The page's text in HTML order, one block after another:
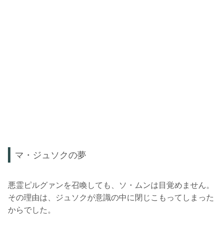
マ・ジュソクの夢
悪霊ピルグァンを召喚しても、ソ・ムンは目覚めません。
その理由は、ジュソクが意識の中に閉じこもってしまった
からでした。